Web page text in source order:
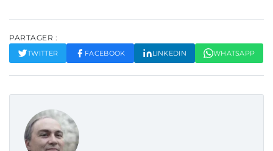
PARTAGER :
TWITTER FACEBOOK LINKEDIN WHATSAPP